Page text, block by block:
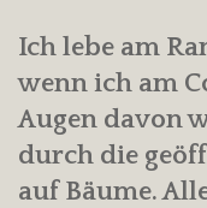
Ich lebe am
wenn ich am
Augen davon
durch die
auf Bäume.